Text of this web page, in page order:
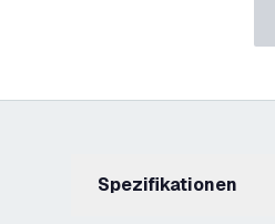
Spezifikationen